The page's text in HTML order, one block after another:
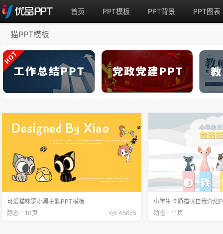
首页 PPT模板 PPT背景 PPT图表
猫PPT模板
可爱猫咪罗小黑主题PPT模板
静态 - 10页
45675
小学生卡通猫咪自我介绍
动态 - 11页